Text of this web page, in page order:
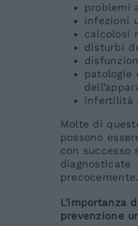
problemi
infezioni
calcolosi
disturbi
patologie
infertilità
Molte di
possono
con successo
diagnosticate
precocemente.
L’importanza
prevenzione